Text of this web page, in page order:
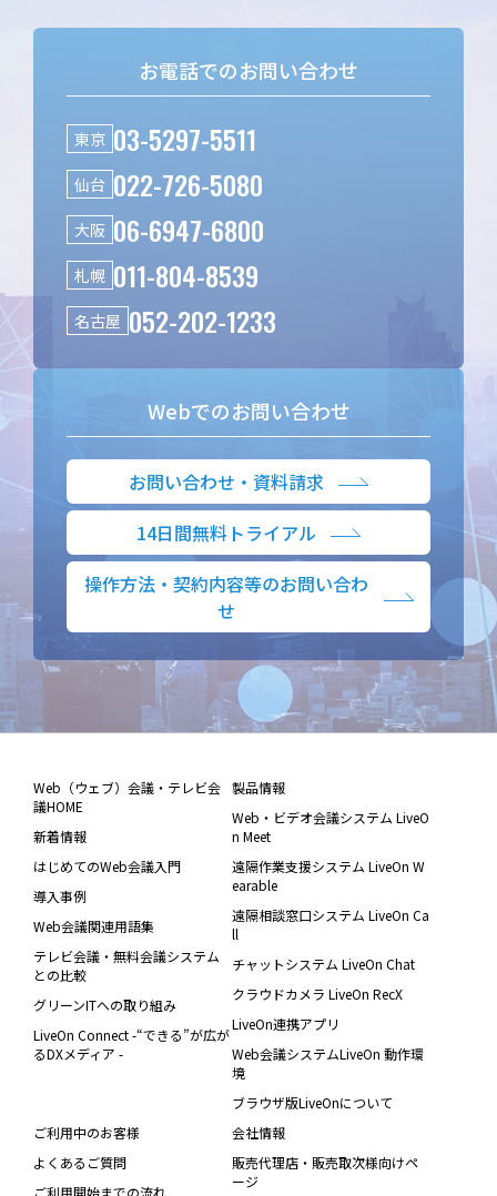
お電話でのお問い合わせ
東京 03-5297-5511
仙台 022-726-5080
大阪 06-6947-6800
札幌 011-804-8539
名古屋 052-202-1233
Webでのお問い合わせ
お問い合わせ・資料請求
14日間無料トライアル
操作方法・契約内容等のお問い合わ
せ
Web（ウェブ）会議・テレビ会
議HOME
新着情報
はじめてのWeb会議入門
導入事例
Web会議関連用語集
テレビ会議・無料会議システム
との比較
グリーンITへの取り組み
LiveOn Connect -“できる”が広が
るDXメディア -
製品情報
Web・ビデオ会議システム LiveO
n Meet
遠隔作業支援システム LiveOn W
earable
遠隔相談窓口システム LiveOn Ca
ll
チャットシステム LiveOn Chat
クラウドカメラ LiveOn RecX
LiveOn連携アプリ
Web会議システムLiveOn 動作環
境
ブラウザ版LiveOnについて
ご利用中のお客様
よくあるご質問
ご利用開始までの流れ
会社情報
販売代理店・販売取次様向けペ
ージ